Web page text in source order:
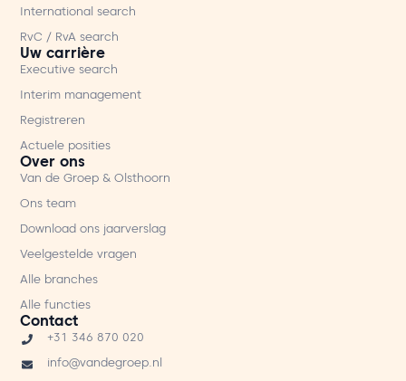
International search
RvC / RvA search
Uw carrière
Executive search
Interim management
Registreren
Actuele posities
Over ons
Van de Groep & Olsthoorn
Ons team
Download ons jaarverslag
Veelgestelde vragen
Alle branches
Alle functies
Contact
+31 346 870 020
info@vandegroep.nl